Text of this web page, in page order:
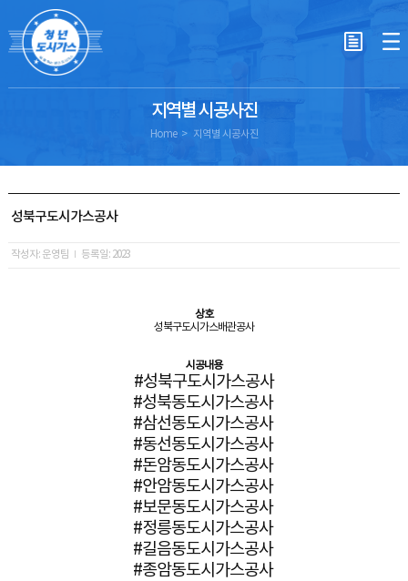
지역별 시공사진
Home 지역별 시공사진
성북구도시가스공사
작성자: 운영팀 등록일: 2023
상호
성북구도시가스배관공사
시공내용
#성북구도시가스공사
#성북동도시가스공사
#삼선동도시가스공사
#동선동도시가스공사
#돈암동도시가스공사
#안암동도시가스공사
#보문동도시가스공사
#정릉동도시가스공사
#길음동도시가스공사
#종암동도시가스공사